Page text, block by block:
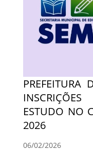
PREFEITURA
ESTUDO NO
2026
06/02/2026